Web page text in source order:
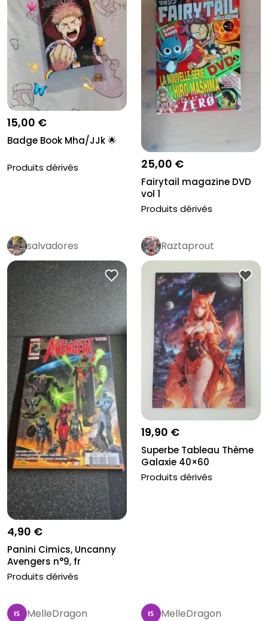
15,00 €
Badge Book Mha/JJk 🌟
Produits dérivés 25,00 €
Fairytail magazine DVD
vol 1
Produits dérivés
salvadores
4,90 €
Panini Cimics, Uncanny
Avengers n°9, fr
Produits dérivés
Raztaprout
19,90 €
Superbe Tableau Thème
Galaxie 40×60
Produits dérivés
MelleDragon MelleDragon